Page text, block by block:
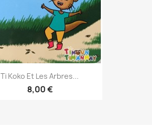
Ti Koko Et Les Arbres...
8,00 €